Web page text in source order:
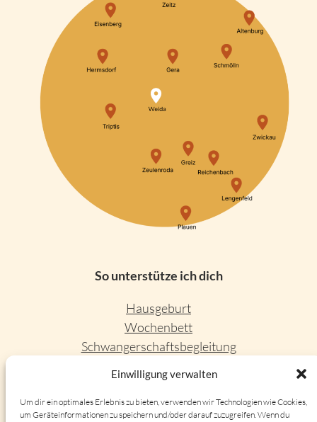
Einwilligung verwalten
Um dir ein optimales Erlebnis zu bieten, verwenden wir Technologien wie Cookies,
um Geräteinformationen zu speichern und/oder darauf zuzugreifen. Wenn du
So unterstütze ich dich
Hausgeburt
Wochenbett
Schwangerschaftsbegleitung
Trauerbegleitung